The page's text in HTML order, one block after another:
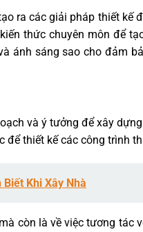
ra các giải pháp thiết kế
thức chuyên môn để
ánh sáng sao cho đảm
và ý tưởng để xây
để thiết kế các công trình
Biết Khi Xây Nhà
còn là về việc tương tác